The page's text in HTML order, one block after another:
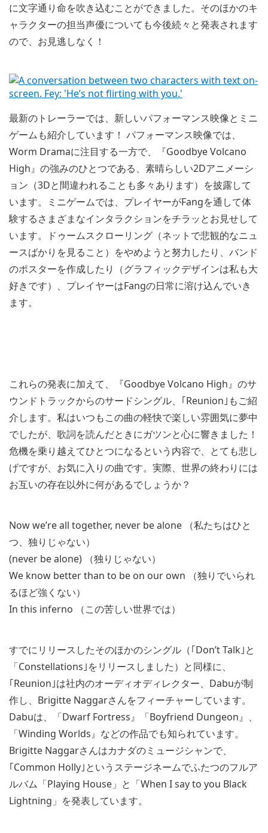
に文字通り命を吹き込むことができました。そのほかのキ
ャラクターの担当声優についても今後続々と発表されます
ので、お見逃しなく！
最新のトレーラーでは、新しいパフォーマンス映像とミニ
ゲームも紹介しています！ パフォーマンス映像では、
Worm Dramaに注目する一方で、『Goodbye Volcano
High』の強みのひとつである、素晴らしい2Dアニメーシ
ョン（3Dと間違われることも多々あります）を披露して
います。ミニゲームでは、プレイヤーがFangを通して体
験するさまざまなインタラクションをチラッとお見せして
います。ドゥームスクローリング（ネットで悲観的なニュ
ースばかりを見ること）をやめようと努力したり、バンド
のポスターを作成したり（グラフィックデザインは私も大
好きです）、プレイヤーはFangの日常に溶け込んでいき
ます。
これらの発表に加えて、『Goodbye Volcano High』のサ
ウンドトラックからのサードシングル、｢Reunion｣もご紹
介します。私はいつもこの曲の軽快で楽しい雰囲気に夢中
でしたが、歌詞を読んだときにガツンと心に響きました！
危機を乗り越えてひとつになるという内容で、とても悲し
げですが、お気に入りの曲です。実際、世界の終わりには
お互いの存在以外に何があるでしょうか？
Now we’re all together, never be alone （私たちはひと
つ、独りじゃない）
(never be alone) （独りじゃない）
We know better than to be on our own （独りでいられ
るほど強くない）
In this inferno （この苦しい世界では）
すでにリリースしたそのほかのシングル（｢Don’t Talk｣と
「Constellations｣をリリースしました）と同様に、
｢Reunion｣は社内のオーディオディレクター、Dabuが制
作し、Brigitte Naggarさんをフィーチャーしています。
Dabuは、「Dwarf Fortress』「Boyfriend Dungeon』、
「Winding Worlds』などの作品でも知られています。
Brigitte Naggarさんはカナダのミュージシャンで、
｢Common Holly｣というステージネームでふたつのフルア
ルバム「Playing House」と「When I say to you Black
Lightning」を発表しています。